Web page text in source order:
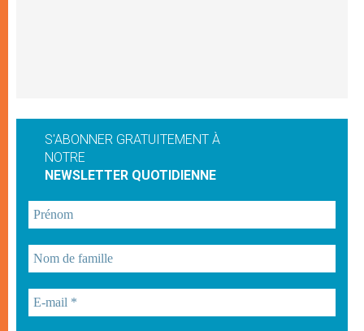
S'ABONNER GRATUITEMENT À
NOTRE
NEWSLETTER QUOTIDIENNE